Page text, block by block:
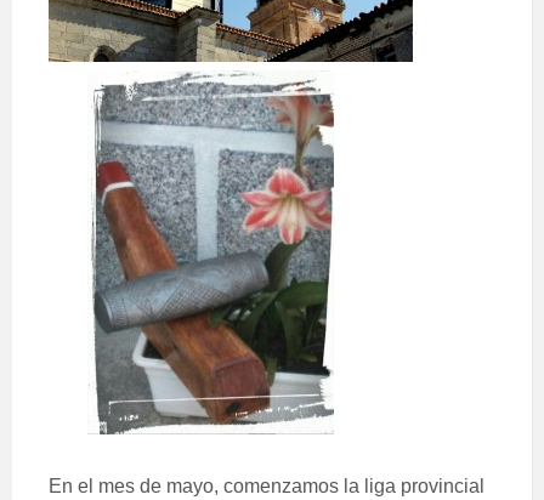
En el mes de mayo, comenzamos la liga provincial